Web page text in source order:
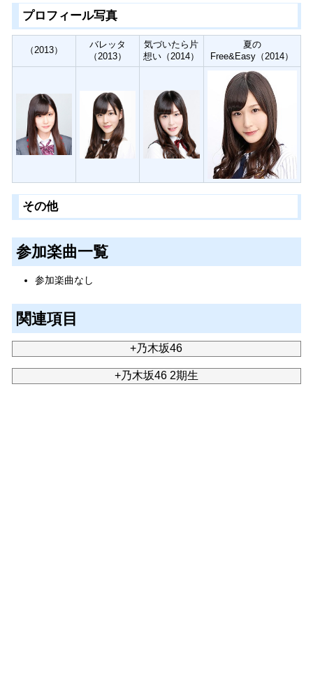
プロフィール写真
（2013）
バレッタ
（2013）
気づいたら片
想い（2014）
夏の
Free&Easy（2014）
その他
参加楽曲一覧
参加楽曲なし
関連項目
+乃木坂46
+乃木坂46 2期生